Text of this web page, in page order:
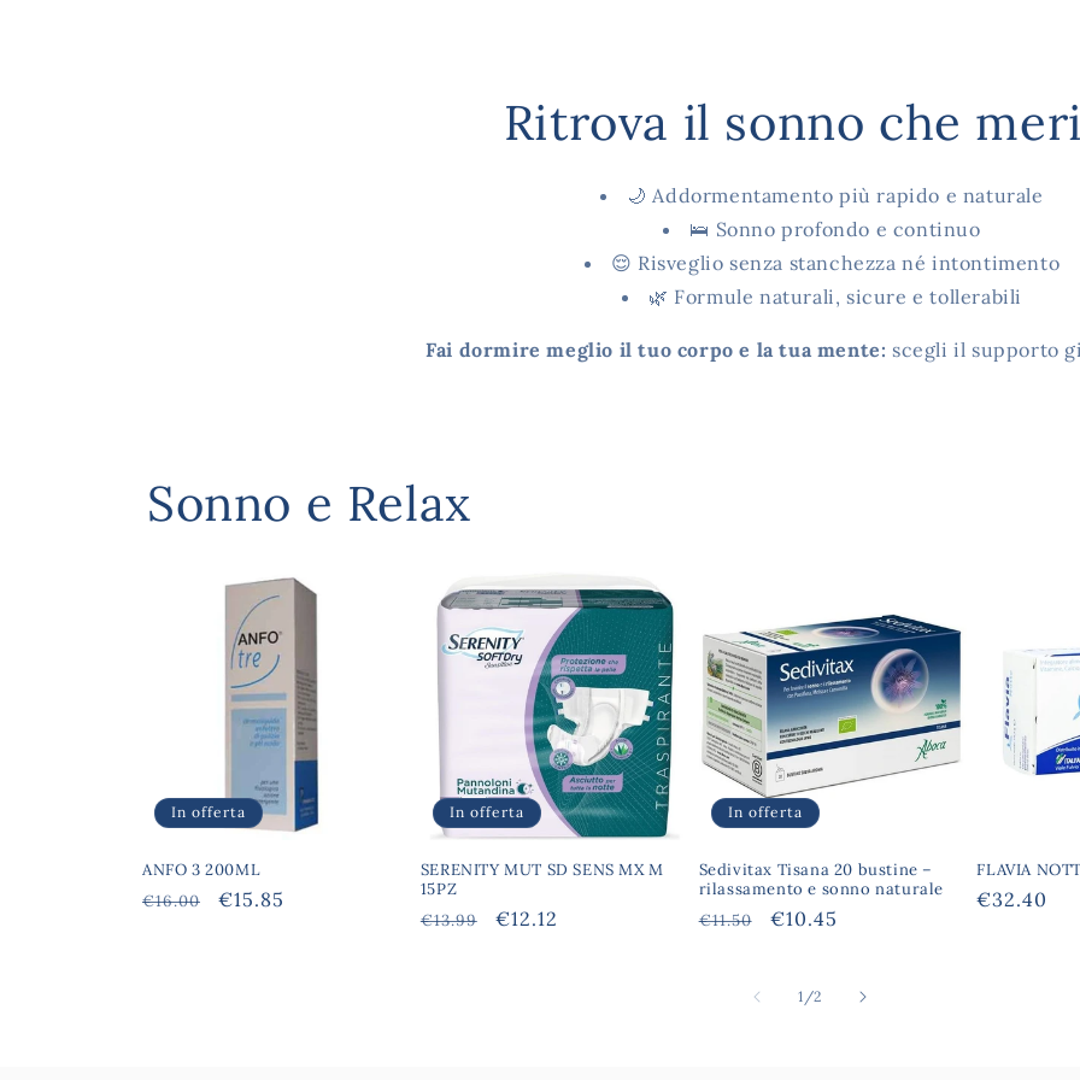
Ritrova il sonno che
🌙 Addormentamento più rapido e naturale
🛌 Sonno profondo e continuo
😌 Risveglio senza stanchezza né intontimento
🌿 Formule naturali, sicure e tollerabili
Fai dormire meglio il tuo corpo e la tua mente: scegli il supporto
Sonno e Relax
In offerta
ANFO 3 200ML
Prezzo
€16.00
Prezzo
€15.85
In offerta
SERENITY MUT SD SENS MX M
15PZ
Prezzo
€13.99
Prezzo
€12.12
In offerta
Sedivitax Tisana 20 bustine –
rilassamento e sonno naturale
Prezzo
€11.50
Prezzo
€10.45
FLAVIA
Prezzo
€32.40
1 /su
2